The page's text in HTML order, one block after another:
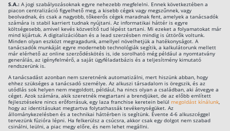
S.A.: A jogi szabályozásoknak egyre nehezebb megfelelni. Ennek következtében a
piacon centralizáció figyelhető meg, a kisebb cégek vagy megszűnnek, vagy
beolvadnak, és csak a nagyobb, tőkeerős cégek maradnak fent, amelyek a tanácsadók
számára is stabil karriert tudnak nyújtani. Az informatikai háttér is egyre
költségesebb, amivel kevés közvetítő tud lépést tartani. Mi ezeket a folyamatokat már
mind kijártuk. A digitalizációban és a lead szerzésben mindig is úttörők voltunk.
Minden olyan eszközt megragadunk, amellyel növelhetjük a hatékonyságot. A
tanácsadók munkáját egyre modernebb technológiák segítik, a kalkulátorunk mellett
már elérhető az online szerződéskötés is, ide sorolható még például a nyomtatvány
generálás, az igényfelmérő, a saját ügyféladatbázis és a teljesítmény kimutató
rendszerünk is.
A tanácsadást azonban nem szeretnénk automatizálni, mert hiszünk abban, hogy
ehhez szükséges a tanácsadó személye. Az alkuszi társadalom is öregszik, és az
utódlás sok helyen nem megoldott, például, ha nincs olyan a családban, aki átvegye a
céget. Azok számára, akik szeretnék megtartani a brendjüket, de az előbb említett
fejlesztésekre nincs erőforrásuk, egy laza franchise keretein belül megoldást kínálunk,
hogy az identitásukat megtartva folytathassák tevékenységüket. Az
állománykezelésben és a technikai háttérben is segítünk. Évente 4-6 alkuszcéggel
tervezünk fúzióra lépni. Ha felkerülsz a csúcsra, akkor csak egy dolgot nem szabad
csinálni, leülni, a piac megy előre, és nem lehet megállni.